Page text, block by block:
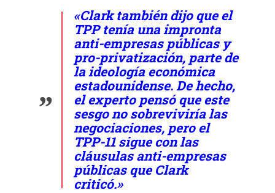
«Clark también dijo que el
TPP tenía una impronta
anti-empresas públicas y
pro-privatización, parte de
la ideología económica
estadounidense. De hecho,
el experto pensó que este
sesgo no sobreviviría las
negociaciones, pero el
TPP-11 sigue con las
cláusulas anti-empresas
públicas que Clark
criticó.»